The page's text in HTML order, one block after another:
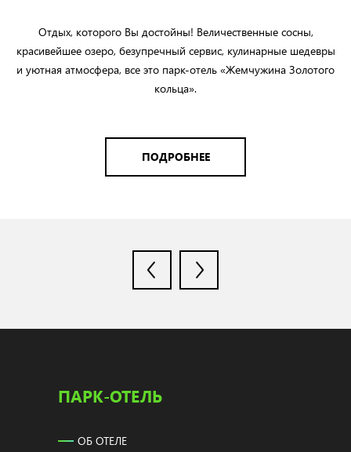
Отдых, которого Вы достойны! Величественные сосны,
красивейшее озеро, безупречный сервис, кулинарные шедевры
и уютная атмосфера, все это парк-отель «Жемчужина Золотого
кольца».
ПОДРОБНЕЕ
ПАРК-ОТЕЛЬ
ОБ ОТЕЛЕ